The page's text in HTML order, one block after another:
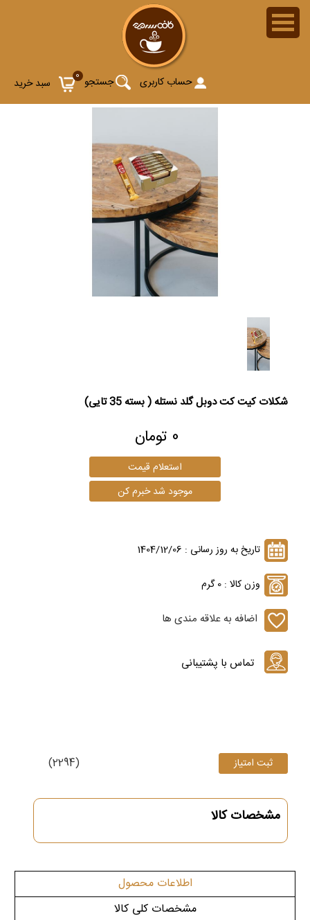
0 سبد خرید جستجو حساب کاربری
شکلات کیت کت دوبل گلد نستله ( بسته 35 تایی)
0 تومان
تاریخ به روز رسانی : 1404/12/06
وزن کالا : 0 گرم
اضافه به علاقه مندی ها
(2294)
مشخصات کالا
اطلاعات محصول
مشخصات کلی کالا